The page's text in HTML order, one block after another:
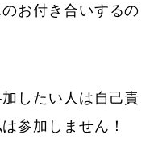
お付き合いするの
したい人は自己責
参加しません！